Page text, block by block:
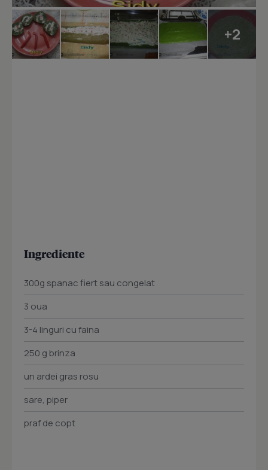
+2
Ingrediente
300g spanac fiert sau congelat
3 oua
3-4 linguri cu faina
250 g brinza
un ardei gras rosu
sare, piper
praf de copt